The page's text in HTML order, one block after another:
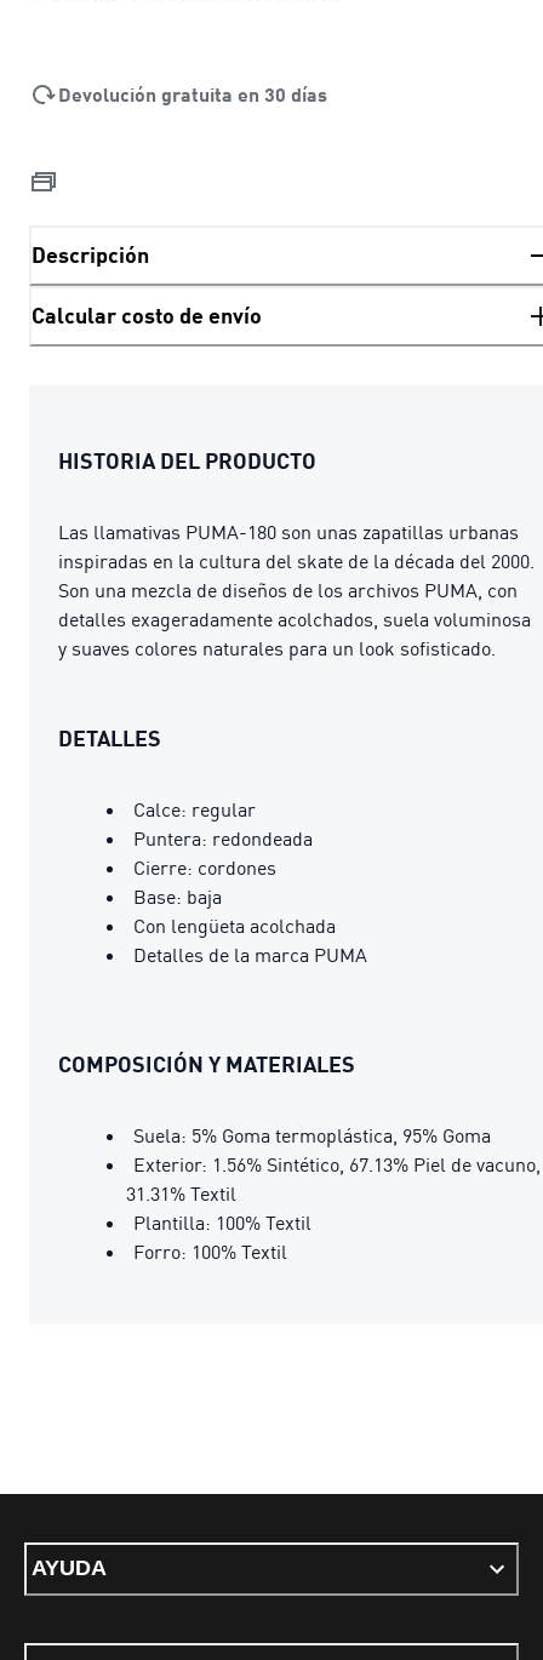
Devolución gratuita en 30 días
Descripción
Calcular costo de envío
HISTORIA DEL PRODUCTO
Las llamativas PUMA-180 son unas zapatillas urbanas
inspiradas en la cultura del skate de la década del 2000.
Son una mezcla de diseños de los archivos PUMA, con
detalles exageradamente acolchados, suela voluminosa
y suaves colores naturales para un look sofisticado.
DETALLES
Calce: regular
Puntera: redondeada
Cierre: cordones
Base: baja
Con lengüeta acolchada
Detalles de la marca PUMA
COMPOSICIÓN Y MATERIALES
Suela: 5% Goma termoplástica, 95% Goma
Exterior: 1.56% Sintético, 67.13% Piel de vacuno,
31.31% Textil
Plantilla: 100% Textil
Forro: 100% Textil
AYUDA